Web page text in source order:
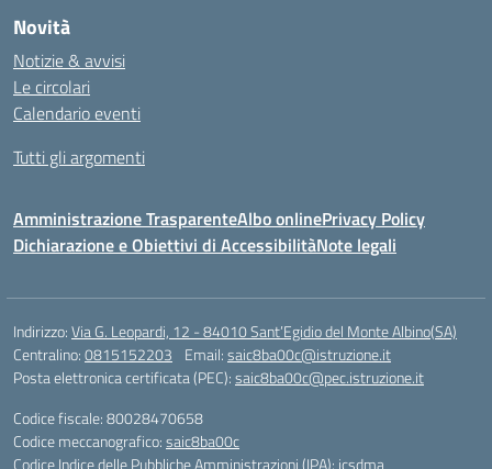
Novità
Notizie & avvisi
Le circolari
Calendario eventi
Tutti gli argomenti
Amministrazione TrasparenteAlbo onlinePrivacy Policy
Dichiarazione e Obiettivi di AccessibilitàNote legali
Indirizzo:Via G. Leopardi, 12 - 84010 Sant’Egidio del Monte Albino(SA)
Centralino:0815152203 Email:saic8ba00c@istruzione.it
Posta elettronica certificata (PEC):saic8ba00c@pec.istruzione.it
Codice fiscale: 80028470658
Codice meccanografico:saic8ba00c
Codice Indice delle Pubbliche Amministrazioni (IPA): icsdma